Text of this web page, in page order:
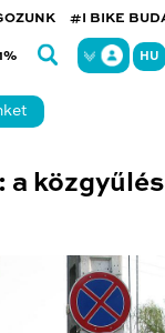
#I BIKE
HU
a